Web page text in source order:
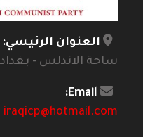
العنوان الرئيسي:
ساحة الاندلس -
Email:
iraqicp@hotmail.com